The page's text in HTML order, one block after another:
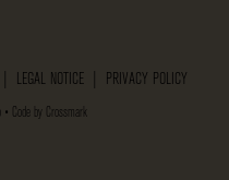
LEGAL NOTICE PRIVACY POLICY
• Code by Crossmark